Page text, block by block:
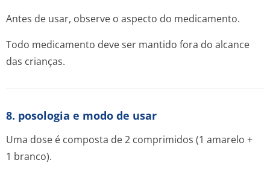
Antes de usar, observe o aspecto do medicamento.
Todo medicamento deve ser mantido fora do alcance
das crianças.
8. posologia e modo de usar
Uma dose é composta de 2 comprimidos (1 amarelo +
1 branco).